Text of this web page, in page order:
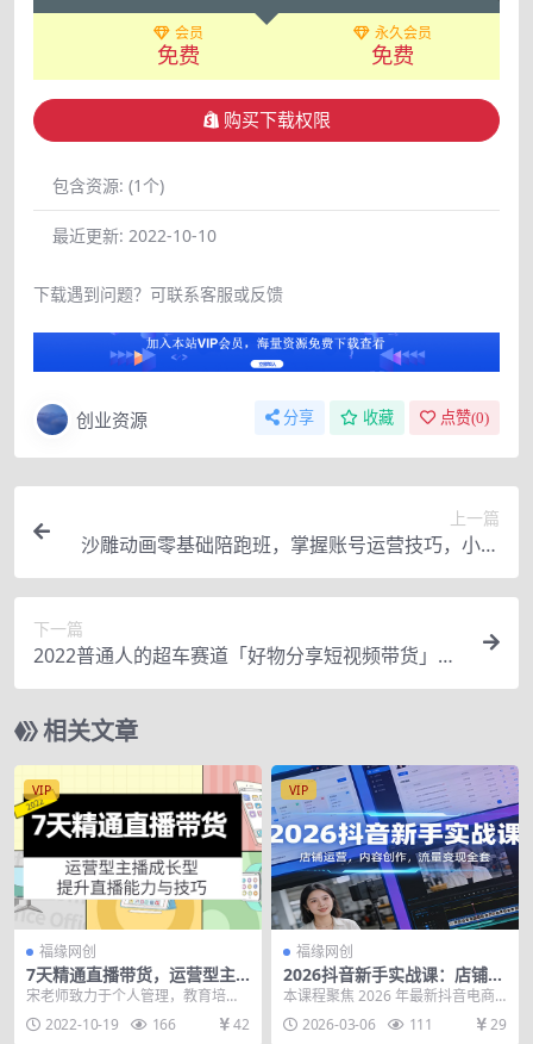
会员
免费
永久会员
免费
购买下载权限
包含资源: (1个)
最近更新: 2022-10-10
下载遇到问题？可联系客服或反馈
创业资源 分享 收藏 点赞(0)
上一篇
沙雕动画零基础陪跑班，掌握账号运营技巧，小白
有电脑就能操作（价值668元）
下一篇
2022普通人的超车赛道「好物分享短视频带货」利
用业余时间赚钱（价值398）
相关文章
VIP
福缘网创
7天精通直播带货，运营型主
播成长型，提升直播能力与技
巧（19节课）
宋老师致力于个人管理，教育培
训，全力扶持素人主播，帮助学员
快速掌握直播带货方法，...
2022-10-19 166 42
VIP
福缘网创
2026抖音新手实战课：店铺运
营，内容创作，流量变现全套
本课程聚焦 2026 年最新抖音电商
玩法，从趋势、准备工作、小店开
通、商品上架、...
2026-03-06 111 29